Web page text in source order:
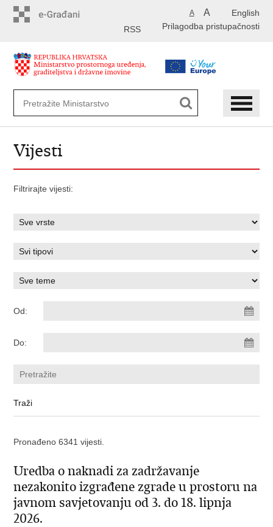
English
A A
Prilagodba pristupačnosti
RSS
Vijesti
Filtrirajte vijesti:
Od:
Do:
Pronađeno 6341 vijesti.
Uredba o naknadi za zadržavanje
nezakonito izgrađene zgrade u prostoru na
javnom savjetovanju od 3. do 18. lipnja
2026.